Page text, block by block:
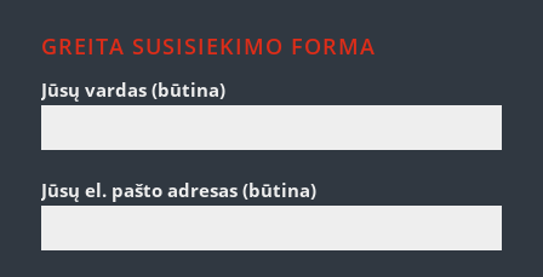
GREITA SUSISIEKIMO FORMA
Jūsų vardas (būtina)
Jūsų el. pašto adresas (būtina)